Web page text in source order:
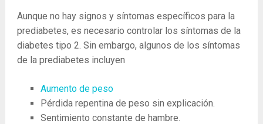
Aunque no hay signos y síntomas específicos para la
prediabetes, es necesario controlar los síntomas de la
diabetes tipo 2. Sin embargo, algunos de los síntomas
de la prediabetes incluyen
Aumento de peso
Pérdida repentina de peso sin explicación.
Sentimiento constante de hambre.